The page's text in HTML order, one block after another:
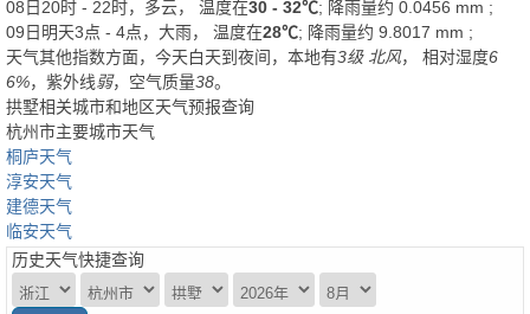
08日20时 - 22时，多云， 温度在30 - 32℃; 降雨量约 0.0456 mm ;
09日明天3点 - 4点，大雨， 温度在28℃; 降雨量约 9.8017 mm ;
天气其他指数方面，今天白天到夜间，本地有3级 北风， 相对湿度6
6%，紫外线弱，空气质量38。
拱墅相关城市和地区天气预报查询
杭州市主要城市天气
桐庐天气
淳安天气
建德天气
临安天气
历史天气快捷查询